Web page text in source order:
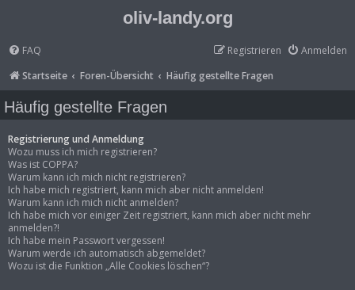
oliv-landy.org
FAQ Anmelden
Registrieren
Startseite
Foren-Übersicht Häufig gestellte Fragen
Häufig gestellte Fragen
Registrierung und Anmeldung
Wozu muss ich mich registrieren?
Was ist COPPA?
Warum kann ich mich nicht registrieren?
Ich habe mich registriert, kann mich aber nicht anmelden!
Warum kann ich mich nicht anmelden?
Ich habe mich vor einiger Zeit registriert, kann mich aber nicht mehr
anmelden?!
Ich habe mein Passwort vergessen!
Warum werde ich automatisch abgemeldet?
Wozu ist die Funktion „Alle Cookies löschen“?